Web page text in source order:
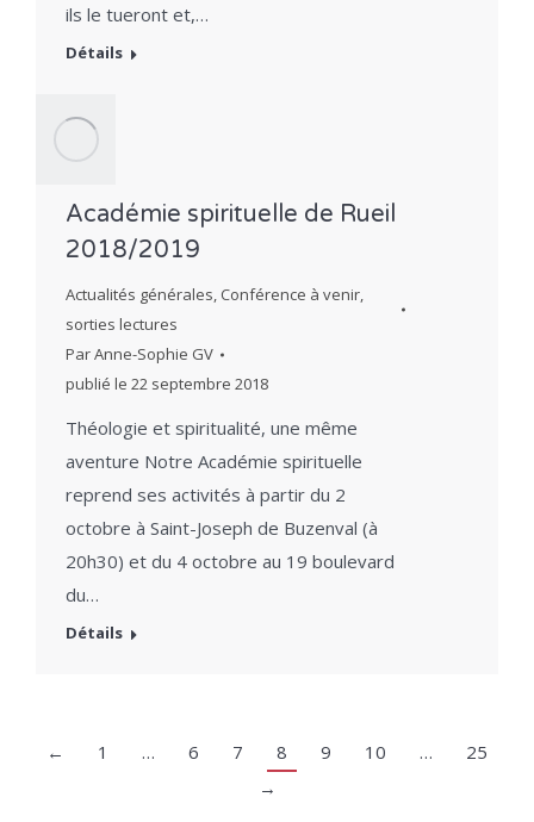
ils le tueront et,…
Détails
Académie spirituelle de Rueil
2018/2019
Actualités générales, Conférence à venir,
sorties lectures
ParAnne-Sophie GV
publié le 22 septembre 2018
Théologie et spiritualité, une même
aventure Notre Académie spirituelle
reprend ses activités à partir du 2
octobre à Saint-Joseph de Buzenval (à
20h30) et du 4 octobre au 19 boulevard
du…
Détails
← 1 … 6 7 8 9 10 …
25
→